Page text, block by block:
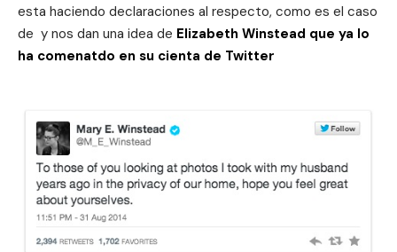
esta haciendo declaraciones al respecto, como es el caso
de y nos dan una idea de Elizabeth Winstead que ya lo
ha comenatdo en su cienta de Twitter